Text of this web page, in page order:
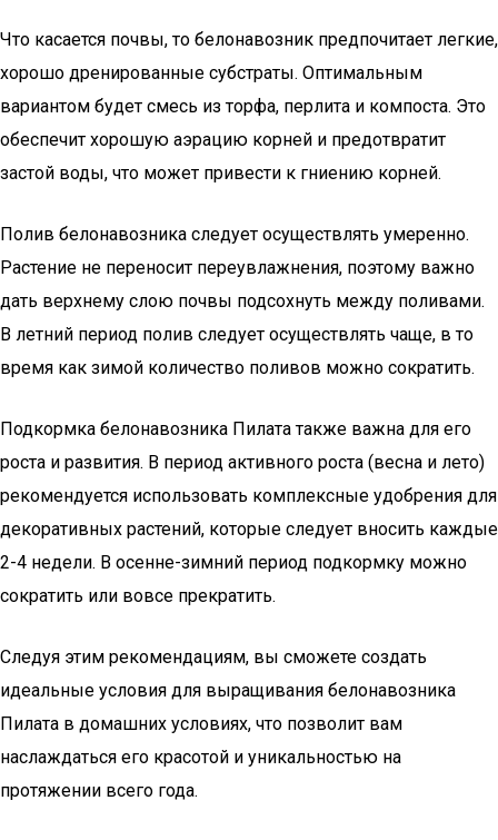
Что касается почвы, то белонавозник предпочитает легкие,
хорошо дренированные субстраты. Оптимальным
вариантом будет смесь из торфа, перлита и компоста. Это
обеспечит хорошую аэрацию корней и предотвратит
застой воды, что может привести к гниению корней.
Полив белонавозника следует осуществлять умеренно.
Растение не переносит переувлажнения, поэтому важно
дать верхнему слою почвы подсохнуть между поливами.
В летний период полив следует осуществлять чаще, в то
время как зимой количество поливов можно сократить.
Подкормка белонавозника Пилата также важна для его
роста и развития. В период активного роста (весна и лето)
рекомендуется использовать комплексные удобрения для
декоративных растений, которые следует вносить каждые
2-4 недели. В осенне-зимний период подкормку можно
сократить или вовсе прекратить.
Следуя этим рекомендациям, вы сможете создать
идеальные условия для выращивания белонавозника
Пилата в домашних условиях, что позволит вам
наслаждаться его красотой и уникальностью на
протяжении всего года.